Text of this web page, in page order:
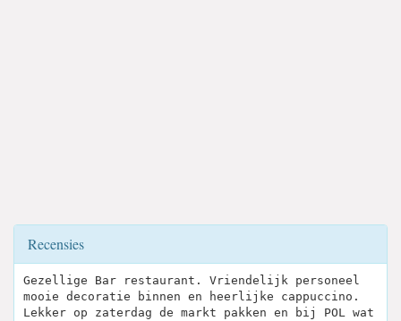
Recensies
Gezellige Bar restaurant. Vriendelijk personeel
mooie decoratie binnen en heerlijke cappuccino.
Lekker op zaterdag de markt pakken en bij POL wat